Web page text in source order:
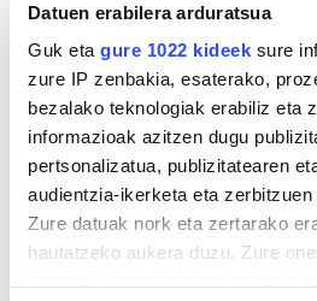
Datuen erabilera arduratsua
Guk eta gure 1022 kideek sure
zure IP zenbakia, esaterako,
bezalako teknologiak erabiliz eta
informazioak azitzen dugu
pertsonalizatua, publizitatearen
audientzia-ikerketa eta
Zure datuak nork eta zertarako
hautatzeko aukera duzu. Zure